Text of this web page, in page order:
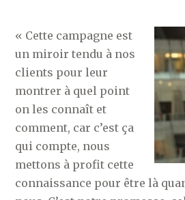
« Cette campagne est
un miroir tendu à nos
clients pour leur
montrer à quel point
on les connaît et
comment, car c’est ça
qui compte, nous
mettons à profit cette
connaissance pour être là